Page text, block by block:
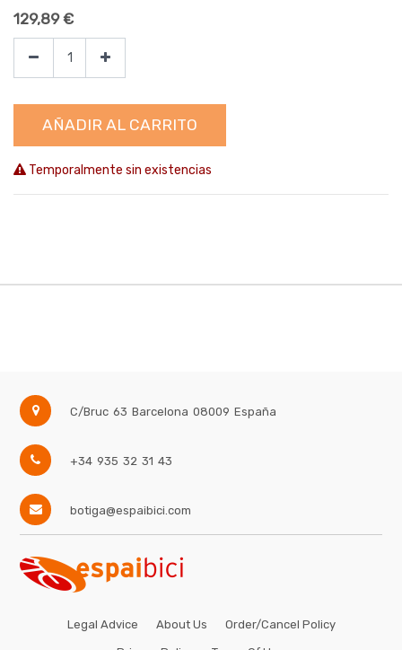
129,89€
AÑADIR AL CARRITO
Temporalmente sin existencias
C/Bruc 63 Barcelona 08009 España
+34 935 32 31 43
botiga@espaibici.com
Legal Advice About Us Order/Cancel Policy